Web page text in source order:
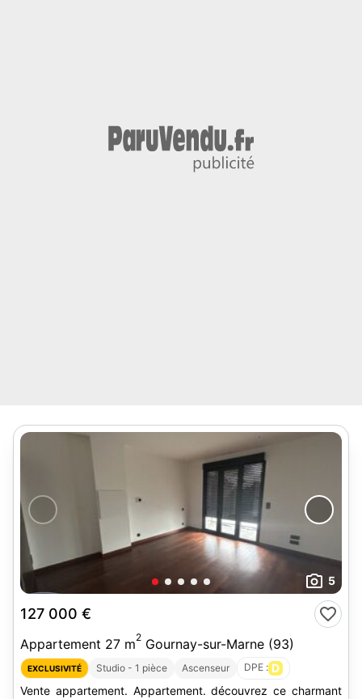
5
127 000 €
Appartement 27 m2 Gournay-sur-Marne (93)
EXCLUSIVITÉ Studio - 1 pièce Ascenseur DPE : D
Vente appartement. Appartement. découvrez ce charmant